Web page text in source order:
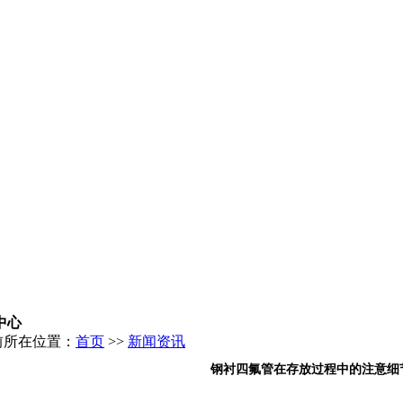
心
在位置： 首页 >> 新闻资讯
钢衬四氟管在存放过程中的注意细